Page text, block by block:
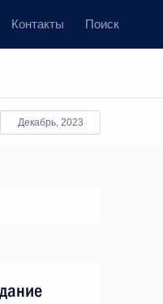
Контакты Поиск
Декабрь, 2023